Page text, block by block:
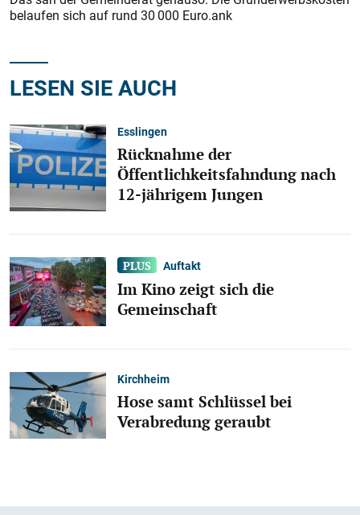
belaufen sich auf rund 30 000 Euro.ank
LESEN SIE AUCH
Esslingen
Rücknahme der
Öffentlichkeitsfahndung nach
12-jährigem Jungen
Auftakt
Im Kino zeigt sich die
Gemeinschaft
Kirchheim
Hose samt Schlüssel bei
Verabredung geraubt